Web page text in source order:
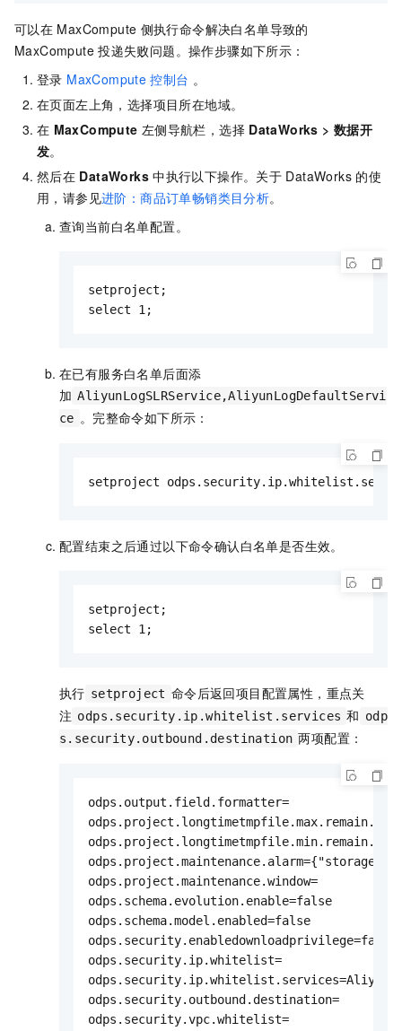
可以在 MaxCompute 侧执行命令解决白名单导致的
MaxCompute 投递失败问题。操作步骤如下所示：
登录 MaxCompute 控制台 。
在页面左上角，选择项目所在地域。
在 MaxCompute 左侧导航栏，选择 DataWorks > 数据开
发。
然后在 DataWorks 中执行以下操作。关于 DataWorks 的使
用，请参见进阶：商品订单畅销类目分析。
查询当前白名单配置。
setproject;
select 1;
在已有服务白名单后面添
加 AliyunLogSLRService,AliyunLogDefaultServi
ce 。完整命令如下所示：
setproject
配置结束之后通过以下命令确认白名单是否生效。
setproject;
select 1;
执行 setproject 命令后返回项目配置属性，重点关
注 odps.security.ip.whitelist.services 和 odp
s.security.outbound.destination 两项配置：
odps.output.field.formatter=
odps.project.maintenance.window=
odps.schema.evolution.enable=false
odps.schema.model.enabled=false
odps.security.enabledownloadprivilege=false
odps.security.ip.whitelist=
odps.security.outbound.destination=
odps.security.vpc.whitelist=